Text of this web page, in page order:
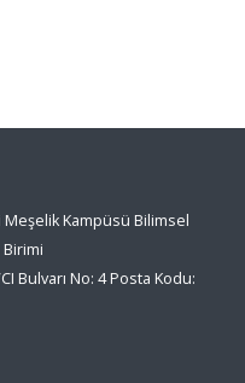
Kampüsü Bilimsel
Bulvarı No: 4 Posta Kodu: